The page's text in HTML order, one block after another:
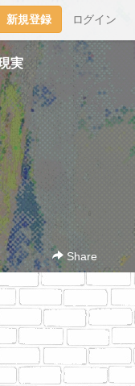
新規登録 ログイン
実
Share